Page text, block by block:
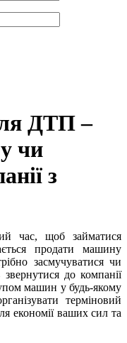
ДТП –
чи
з
час, щоб займатися
продати машину
засмучуватися чи
до компанії
машин у будь-якому
терміновий
економії ваших сил та